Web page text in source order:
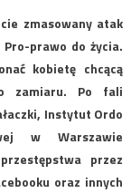
zmasowany atak
Pro-prawo do życia.
kobietę chcącą
zamiaru. Po fali
Instytut Ordo
w Warszawie
przez
oraz innych